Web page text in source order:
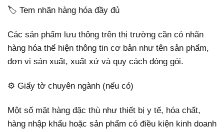
🏷️ Tem nhãn hàng hóa đầy đủ
Các sản phẩm lưu thông trên thị trường cần có nhãn
hàng hóa thể hiện thông tin cơ bản như tên sản phẩm,
đơn vị sản xuất, xuất xứ và quy cách đóng gói.
⚙️ Giấy tờ chuyên ngành (nếu có)
Một số mặt hàng đặc thù như thiết bị y tế, hóa chất,
hàng nhập khẩu hoặc sản phẩm có điều kiện kinh doanh